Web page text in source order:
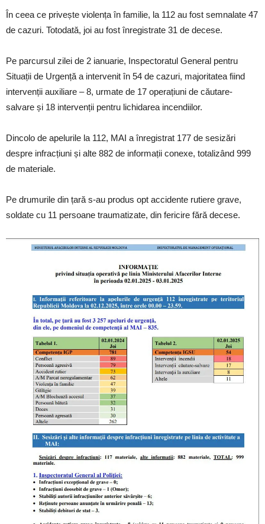
În ceea ce privește violența în familie, la 112 au fost semnalate 47
de cazuri. Totodată, joi au fost înregistrate 31 de decese.
Pe parcursul zilei de 2 ianuarie, Inspectoratul General pentru
Situații de Urgență a intervenit în 54 de cazuri, majoritatea fiind
intervenții auxiliare – 8, urmate de 17 operațiuni de căutare-
salvare și 18 intervenții pentru lichidarea incendiilor.
Dincolo de apelurile la 112, MAI a înregistrat 177 de sesizări
despre infracțiuni și alte 882 de informații conexe, totalizând 999
de materiale.
Pe drumurile din țară s-au produs opt accidente rutiere grave,
soldate cu 11 persoane traumatizate, din fericire fără decese.